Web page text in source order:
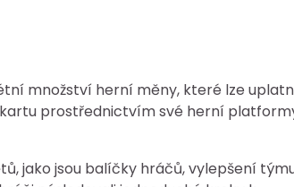
množství herní měny, které lze
prostřednictvím své herní
jako jsou balíčky hráčů, vylepšení